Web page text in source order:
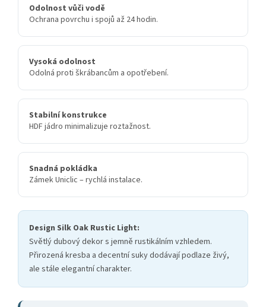
Odolnost vůči vodě
Ochrana povrchu i spojů až 24 hodin.
Vysoká odolnost
Odolná proti škrábancům a opotřebení.
Stabilní konstrukce
HDF jádro minimalizuje roztažnost.
Snadná pokládka
Zámek Uniclic – rychlá instalace.
Design Silk Oak Rustic Light:
Světlý dubový dekor s jemně rustikálním vzhledem.
Přirozená kresba a decentní suky dodávají podlaze živý,
ale stále elegantní charakter.